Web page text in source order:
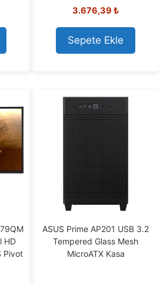
4.94
out of 5
3.676,39 ₺
Sepete Ekle
HD
Pivot
ASUS Prime AP201 USB 3.2
Tempered Glass Mesh
MicroATX Kasa